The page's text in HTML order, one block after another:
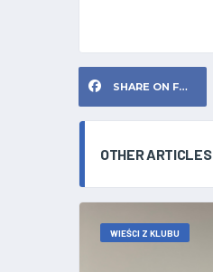
SHARE ON FACEBOOK
OTHER ARTICLES
WIEŚCI Z KLUBU